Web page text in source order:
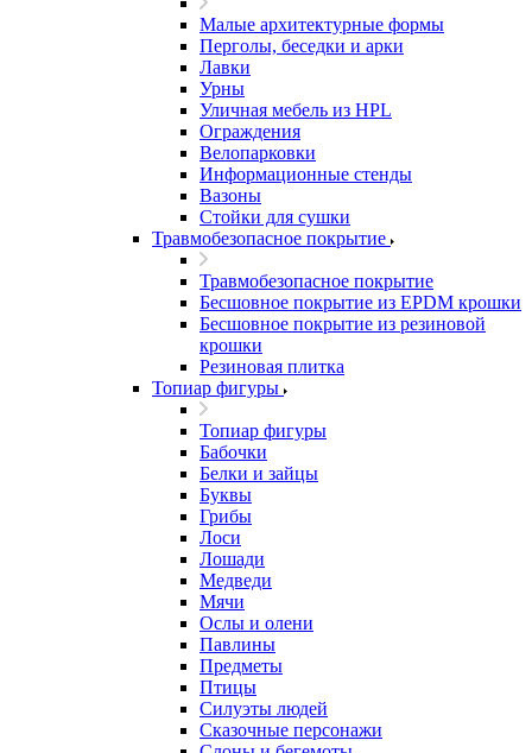
Малые архитектурные формы
Перголы, беседки и арки
Лавки
Урны
Уличная мебель из HPL
Ограждения
Велопарковки
Информационные стенды
Вазоны
Стойки для сушки
Травмобезопасное покрытие
Травмобезопасное покрытие
Бесшовное покрытие из EPDM крошки
Бесшовное покрытие из резиновой
крошки
Резиновая плитка
Топиар фигуры
Топиар фигуры
Бабочки
Белки и зайцы
Буквы
Грибы
Лоси
Лошади
Медведи
Мячи
Ослы и олени
Павлины
Предметы
Птицы
Силуэты людей
Сказочные персонажи